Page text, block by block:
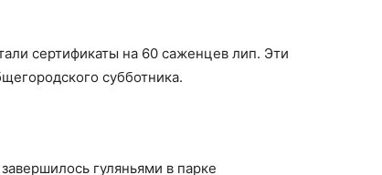
сертификаты на 60 саженцев лип. Эти
субботника.
гуляньями в парке